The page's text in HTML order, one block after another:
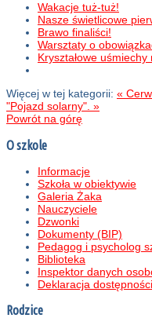
Wakacje tuż-tuż!
Nasze świetlicowe
Brawo finaliści!
Warsztaty o
Kryształowe
Więcej w tej kategorii: «
"Pojazd solarny". »
Powrót na górę
O szkole
Informacje
Szkoła w obiektywie
Galeria Żaka
Nauczyciele
Dzwonki
Dokumenty (BIP)
Pedagog i psycholog
Biblioteka
Inspektor danych
Deklaracja dostępności
Rodzice